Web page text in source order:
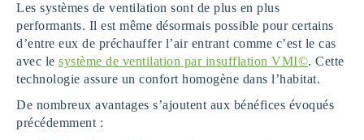
Les systèmes de ventilation sont de plus en plus
performants. Il est même désormais possible pour certains
d’entre eux de préchauffer l’air entrant comme c’est le cas
avec le système de ventilation par insufflation VMI©. Cette
technologie assure un confort homogène dans l’habitat.
De nombreux avantages s’ajoutent aux bénéfices évoqués
précédemment :